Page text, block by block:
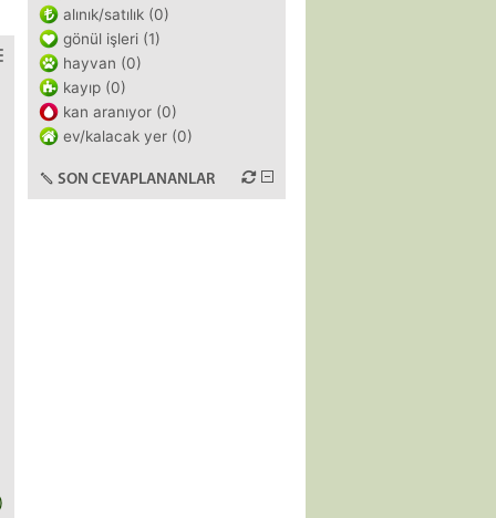
alınık/satılık (0)
gönül işleri (1)
hayvan (0)
kayıp (0)
kan aranıyor (0)
ev/kalacak yer (0)
SON CEVAPLANANLAR